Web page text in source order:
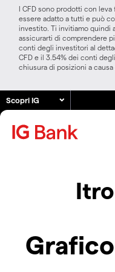
I CFD sono prodotti con
essere adatto a tutti e può
investito. Ti invitiamo quindi
assicurarti di comprendere
conti degli investitori al
CFD e il 3.54% dei conti
chiusura di posizioni a causa
Scopri IG